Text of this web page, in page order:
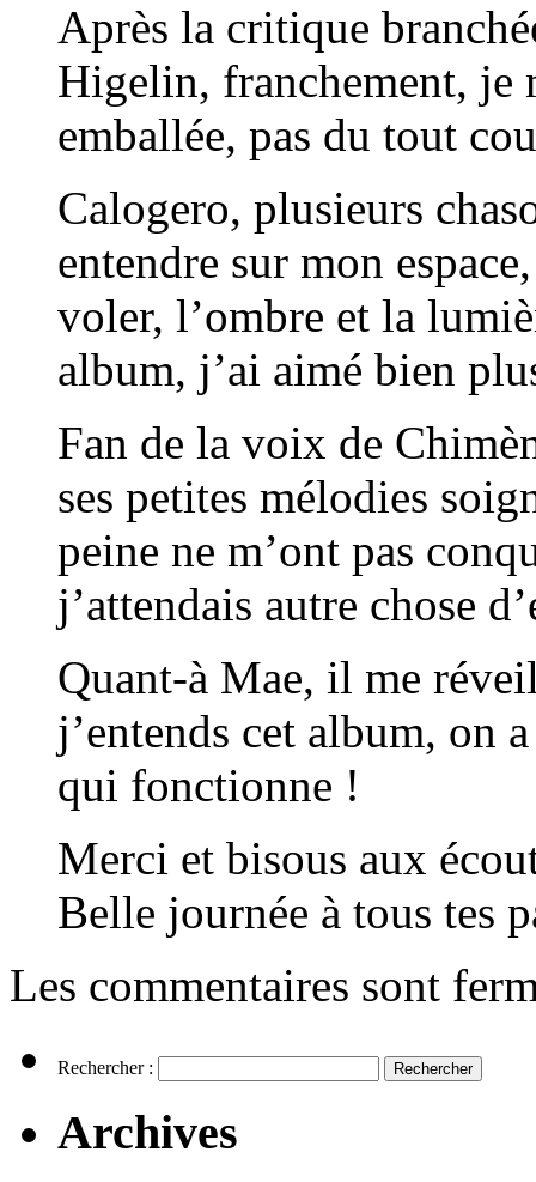
Après la critique
Higelin, franchement, je
emballée, pas du tout
Calogero, plusieurs
entendre sur mon
voler, l’ombre et la
album, j’ai aimé bien
Fan de la voix de
ses petites mélodies
peine ne m’ont pas
j’attendais autre chose
Quant-à Mae, il me
j’entends cet album, on
qui fonctionne !
Merci et bisous aux
Belle journée à tous tes
Les commentaires sont
Rechercher :
Archives